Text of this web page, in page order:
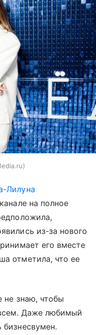
Лилуна
на полное
из-за нового
его вместе
отметила, что ее
не знаю, чтобы
Даже любимый